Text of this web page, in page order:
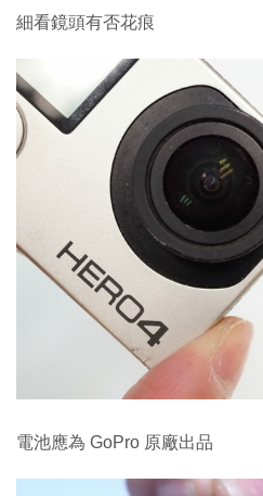
細看鏡頭有否花痕
電池應為 GoPro 原廠出品